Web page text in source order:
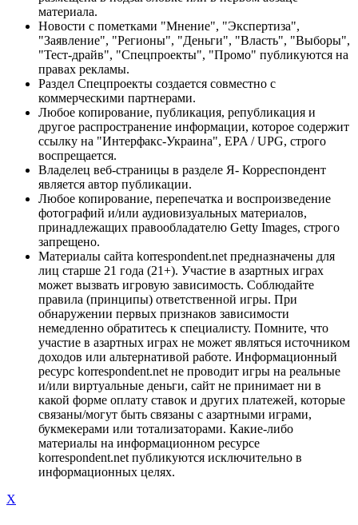
материала.
Новости с пометками "Мнение", "Экспертиза",
"Заявление", "Регионы", "Деньги", "Власть", "Выборы",
"Тест-драйв", "Спецпроекты", "Промо" публикуются на
правах рекламы.
Раздел Спецпроекты создается совместно с
коммерческими партнерами.
Любое копирование, публикация, републикация и
другое распространение информации, которое содержит
ссылку на "Интерфакс-Украина", EPA / UPG, строго
воспрещается.
Владелец веб-страницы в разделе Я- Корреспондент
является автор публикации.
Любое копирование, перепечатка и воспроизведение
фотографий и/или аудиовизуальных материалов,
принадлежащих правообладателю Getty Images, строго
запрещено.
Материалы сайта korrespondent.net предназначены для
лиц старше 21 года (21+). Участие в азартных играх
может вызвать игровую зависимость. Соблюдайте
правила (принципы) ответственной игры. При
обнаружении первых признаков зависимости
немедленно обратитесь к специалисту. Помните, что
участие в азартных играх не может являться источником
доходов или альтернативой работе. Информационный
ресурс korrespondent.net не проводит игры на реальные
и/или виртуальные деньги, сайт не принимает ни в
какой форме оплату ставок и других платежей, которые
связаны/могут быть связаны с азартными играми,
букмекерами или тотализаторами. Какие-либо
материалы на информационном ресурсе
korrespondent.net публикуются исключительно в
информационных целях.
X